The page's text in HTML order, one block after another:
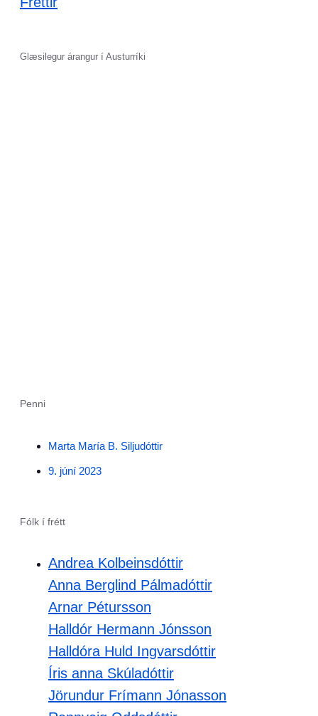
Glæsilegur árangur í Austurríki
Penni
Marta María B. Siljudóttir
9. júní 2023
Fólk í frétt
Andrea Kolbeinsdóttir
Anna Berglind Pálmadóttir
Arnar Pétursson
Halldór Hermann Jónsson
Halldóra Huld Ingvarsdóttir
Íris anna Skúladóttir
Jörundur Frímann Jónasson